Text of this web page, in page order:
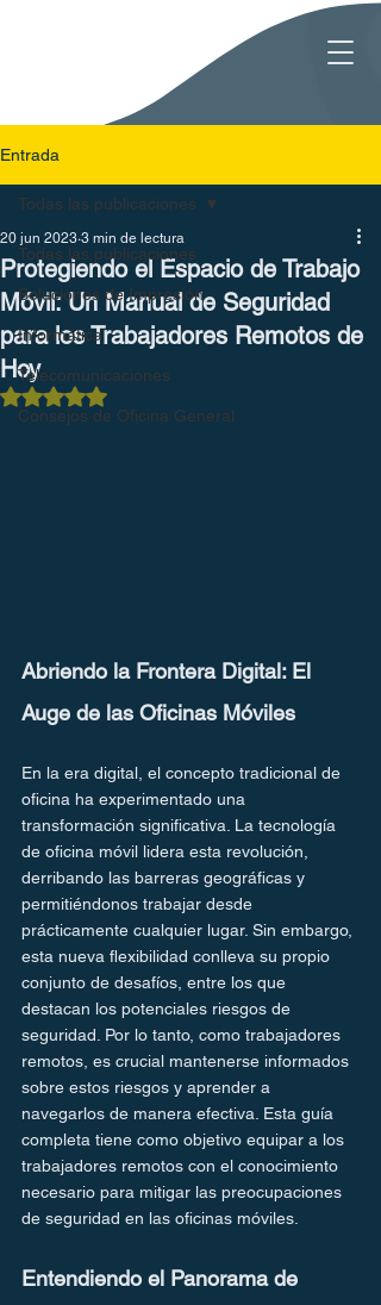
Entrada
Todas las publicaciones
Soluciones de Impresión
Informática
Telecomunicaciones
Consejos de Oficina General
Todas las publicaciones
Protegiendo el Espacio de Trabajo
Móvil: Un Manual de Seguridad
para los Trabajadores Remotos de
Hoy
20 jun 2023 3 min de lectura
Obtuvo NaN de 5 estrellas.
Abriendo la Frontera Digital: El
Auge de las Oficinas Móviles
En la era digital, el concepto tradicional de
oficina ha experimentado una
transformación significativa. La tecnología
de oficina móvil lidera esta revolución,
derribando las barreras geográficas y
permitiéndonos trabajar desde
prácticamente cualquier lugar. Sin embargo,
esta nueva flexibilidad conlleva su propio
conjunto de desafíos, entre los que
destacan los potenciales riesgos de
seguridad. Por lo tanto, como trabajadores
remotos, es crucial mantenerse informados
sobre estos riesgos y aprender a
navegarlos de manera efectiva. Esta guía
completa tiene como objetivo equipar a los
trabajadores remotos con el conocimiento
necesario para mitigar las preocupaciones
de seguridad en las oficinas móviles.
Entendiendo el Panorama de